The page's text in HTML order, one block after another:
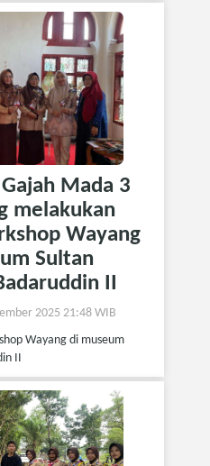
Mada 3
melakukan
Wayang
Sultan
II
2025 21:48 WIB
Wayang di museum
II